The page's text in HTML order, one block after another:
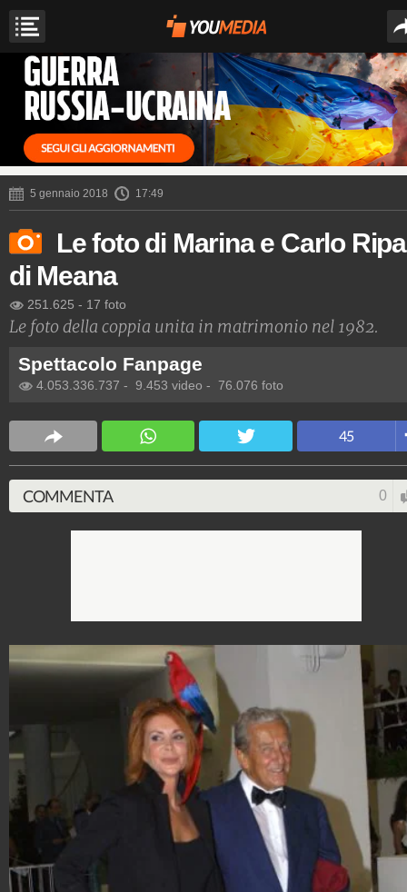
5 gennaio 2018 17:49
Le foto di Marina e Carlo Ripa
di Meana
251.625 - 17 foto
Le foto della coppia unita in matrimonio nel 1982.
Spettacolo Fanpage
4.053.336.737 - 9.453 video - 76.076 foto
45
COMMENTA 0